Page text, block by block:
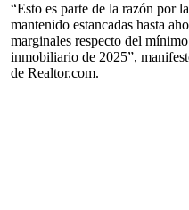
“Esto es parte de la razón por
mantenido estancadas hasta
marginales respecto del
inmobiliario de 2025”,
de Realtor.com.